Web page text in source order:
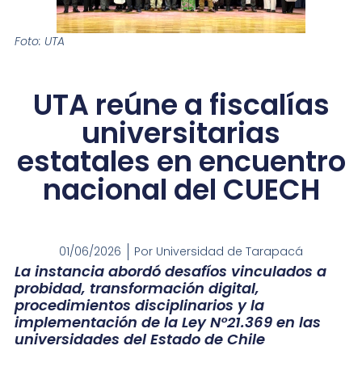
Foto: UTA
UTA reúne a fiscalías
universitarias
estatales en encuentro
nacional del CUECH
01/06/2026 Por Universidad de Tarapacá
La instancia abordó desafíos vinculados a
probidad, transformación digital,
procedimientos disciplinarios y la
implementación de la Ley N°21.369 en las
universidades del Estado de Chile